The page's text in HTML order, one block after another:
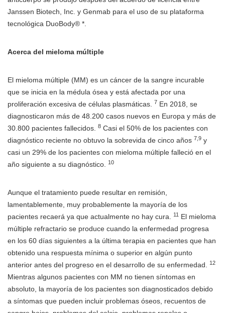
Janssen Biotech, Inc. y Genmab para el uso de su plataforma
tecnológica DuoBody® *.
Acerca del mieloma múltiple
El mieloma múltiple (MM) es un cáncer de la sangre incurable
que se inicia en la médula ósea y está afectada por una
proliferación excesiva de células plasmáticas.
7 En 2018, se
diagnosticaron más de 48.200 casos nuevos en Europa y más de
30.800 pacientes fallecidos.
8 Casi el 50% de los pacientes con
diagnóstico reciente no obtuvo la sobrevida de cinco años 7,9 y
casi un 29% de los pacientes con mieloma múltiple falleció en el
año siguiente a su diagnóstico.
10
Aunque el tratamiento puede resultar en remisión,
lamentablemente, muy probablemente la mayoría de los
pacientes recaerá ya que actualmente no hay cura.
11 El mieloma
múltiple refractario se produce cuando la enfermedad progresa
en los 60 días siguientes a la última terapia en pacientes que han
obtenido una respuesta mínima o superior en algún punto
anterior antes del progreso en el desarrollo de su enfermedad.
12
Mientras algunos pacientes con MM no tienen síntomas en
absoluto, la mayoría de los pacientes son diagnosticados debido
a síntomas que pueden incluir problemas óseos, recuentos de